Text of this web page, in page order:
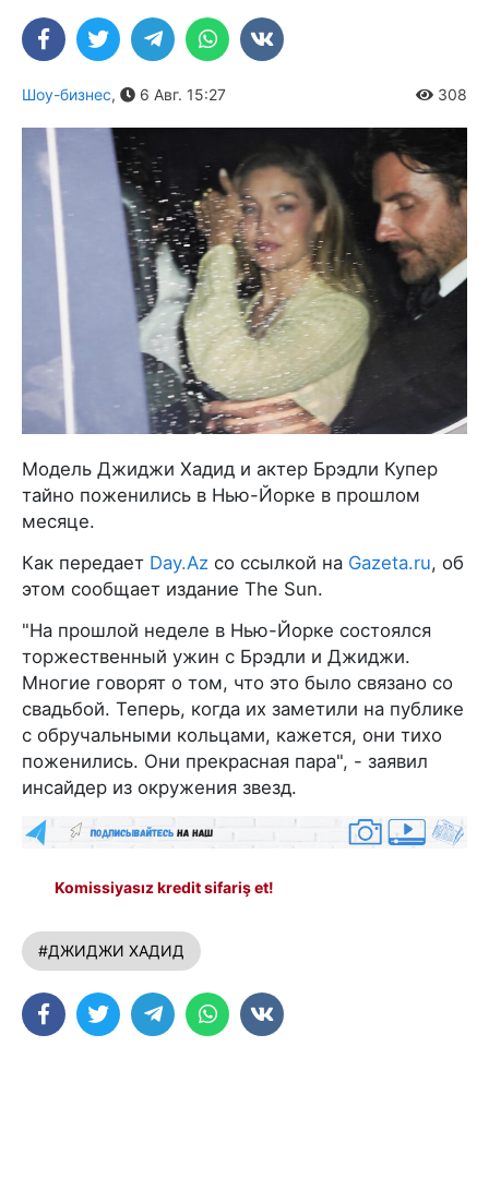
Шоу-бизнес, 6 Авг. 15:27 308
Модель Джиджи Хадид и актер Брэдли Купер
тайно поженились в Нью-Йорке в прошлом
месяце.
Как передает Day.Az со ссылкой на Gazeta.ru, об
этом сообщает издание The Sun.
"На прошлой неделе в Нью-Йорке состоялся
торжественный ужин с Брэдли и Джиджи.
Многие говорят о том, что это было связано со
свадьбой. Теперь, когда их заметили на публике
с обручальными кольцами, кажется, они тихо
поженились. Они прекрасная пара", - заявил
инсайдер из окружения звезд.
Komissiyasız kredit sifariş et!
#ДЖИДЖИ ХАДИД